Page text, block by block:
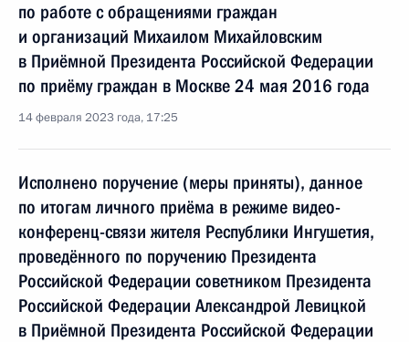
по работе с обращениями граждан
и организаций Михаилом Михайловским
в Приёмной Президента Российской Федерации
по приёму граждан в Москве 24 мая 2016 года
14 февраля 2023 года, 17:25
Исполнено поручение (меры приняты), данное
по итогам личного приёма в режиме видео-
конференц-связи жителя Республики Ингушетия,
проведённого по поручению Президента
Российской Федерации советником Президента
Российской Федерации Александрой Левицкой
в Приёмной Президента Российской Федерации